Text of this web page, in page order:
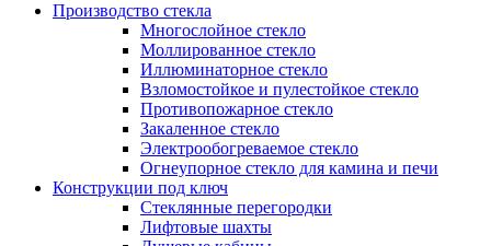
Производство стекла
Многослойное стекло
Моллированное стекло
Иллюминаторное стекло
Взломостойкое и пулестойкое стекло
Противопожарное стекло
Закаленное стекло
Электрообогреваемое стекло
Огнеупорное стекло для камина и печи
Конструкции под ключ
Стеклянные перегородки
Лифтовые шахты